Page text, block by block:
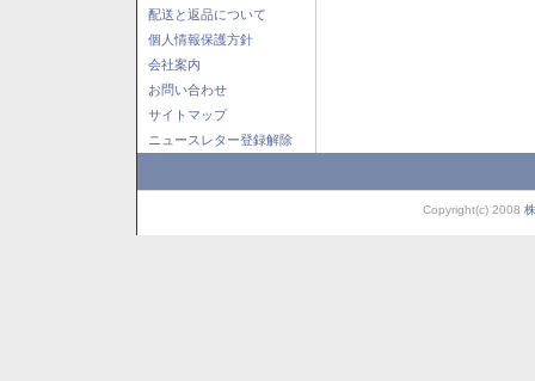
配送と返品について
個人情報保護方針
会社案内
お問い合わせ
サイトマップ
ニュースレター登録解除
Copyright(c) 2008